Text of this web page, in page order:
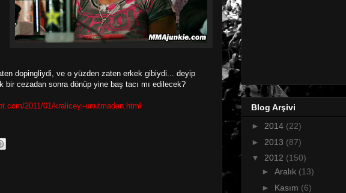
dopingliydi, ve o yüzden zaten erkek gibiydi... deyip
bir cezadan sonra dönüp yine baş tacı mı edilecek?
2011/01/kraliceyi-unutmadan.html
Blog Arşivi
► 2014 (22)
► 2013 (87)
▼ 2012 (150)
► Aralık (13)
► Kasım (6)